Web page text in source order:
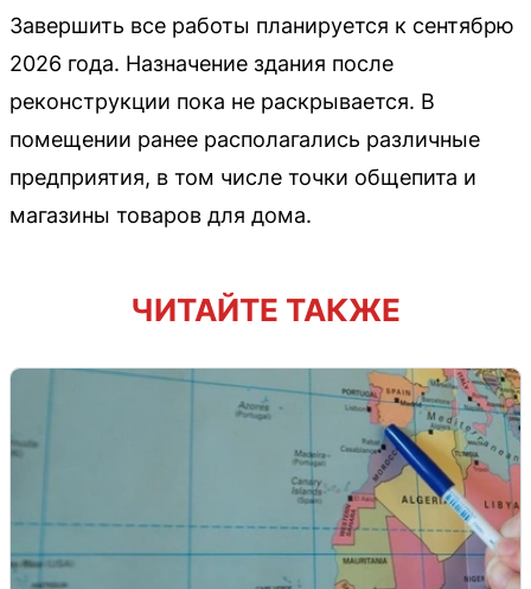
Завершить все работы планируется к сентябрю
2026 года. Назначение здания после
реконструкции пока не раскрывается. В
помещении ранее располагались различные
предприятия, в том числе точки общепита и
магазины товаров для дома.
ЧИТАЙТЕ ТАКЖЕ